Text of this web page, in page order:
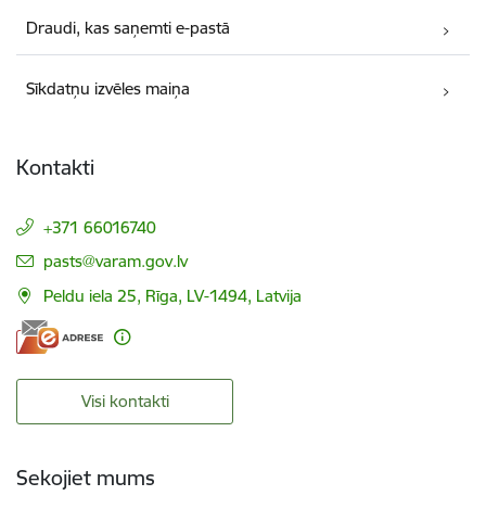
Draudi, kas saņemti e-pastā
Sīkdatņu izvēles maiņa
Kontakti
+371 66016740
E-pasts:
pasts@varam.gov.lv
Peldu iela 25, Rīga, LV-1494, Latvija
Visi kontakti
Sekojiet mums